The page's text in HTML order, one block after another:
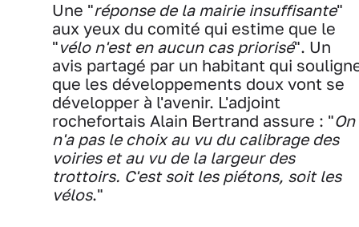
Une "réponse de la mairie insuffisante"
aux yeux du comité qui estime que le
"vélo n'est en aucun cas priorisé". Un
avis partagé par un habitant qui
que les développements doux vont se
développer à l'avenir. L'adjoint
rochefortais Alain Bertrand assure : "On
n'a pas le choix au vu du calibrage des
voiries et au vu de la largeur des
trottoirs. C'est soit les piétons, soit les
vélos."